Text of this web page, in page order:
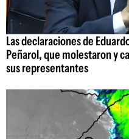
Las declaraciones de
Peñarol, que molestaron y
sus representantes